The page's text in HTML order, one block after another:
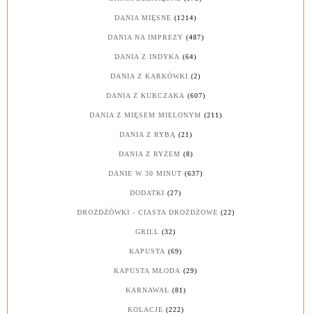
DANIA MIĘSNE (1214)
DANIA NA IMPREZY (487)
DANIA Z INDYKA (64)
DANIA Z KARKÓWKI (2)
DANIA Z KURCZAKA (607)
DANIA Z MIĘSEM MIELONYM (211)
DANIA Z RYBĄ (21)
DANIA Z RYŻEM (8)
DANIE W 30 MINUT (637)
DODATKI (27)
DROŻDŻÓWKI - CIASTA DROŻDŻOWE (22)
GRILL (32)
KAPUSTA (69)
KAPUSTA MŁODA (29)
KARNAWAŁ (81)
KOLACJE (222)